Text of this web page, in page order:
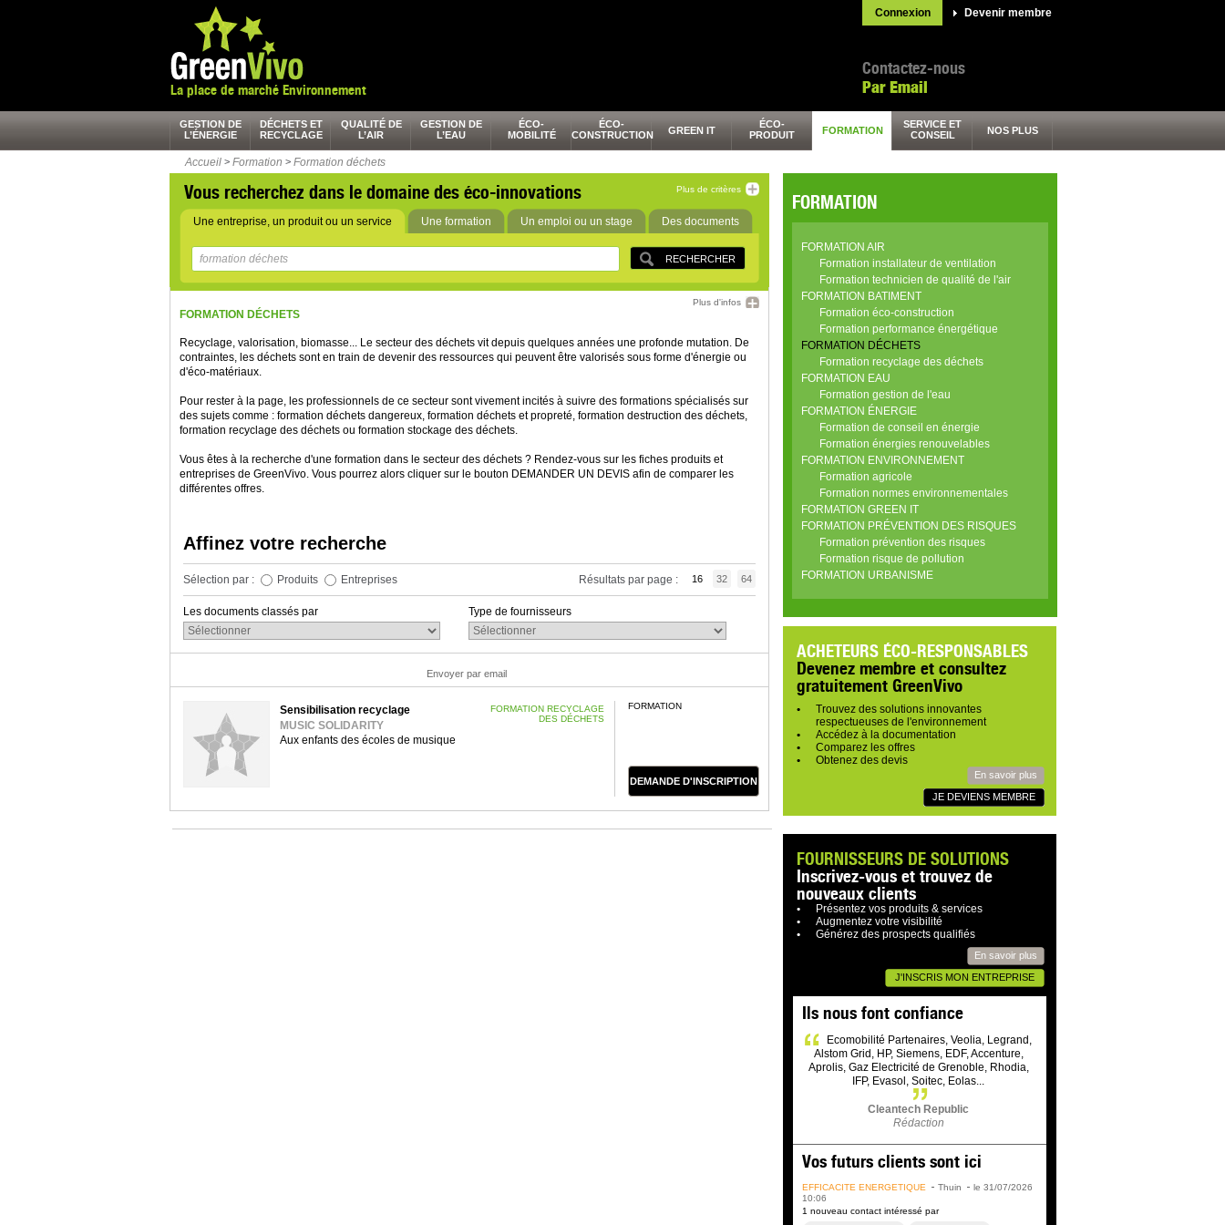
Connexion Devenir membre
Contactez-nous
Par Email
La place de marché Environnement
GESTION DE
L’ÉNERGIE
DÉCHETS ET
RECYCLAGE
QUALITÉ DE
L’AIR
GESTION DE
L’EAU
ÉCO-
MOBILITÉ
ÉCO-
CONSTRUCTION
GREEN IT
ÉCO-
PRODUIT
FORMATION
SERVICE ET
CONSEIL
NOS PLUS
Accueil > Formation > Formation déchets
Vous recherchez dans le domaine des éco-innovations Plus de critères
Une entreprise, un produit ou un service Une formation Un emploi ou un stage Des documents
Plus d'infos
FORMATION DÉCHETS
Recyclage, valorisation, biomasse... Le secteur des déchets vit depuis quelques années une profonde mutation. De
contraintes, les déchets sont en train de devenir des ressources qui peuvent être valorisés sous forme d'énergie ou
d'éco-matériaux.
Pour rester à la page, les professionnels de ce secteur sont vivement incités à suivre des formations spécialisés sur
des sujets comme : formation déchets dangereux, formation déchets et propreté, formation destruction des déchets,
formation recyclage des déchets ou formation stockage des déchets.
Vous êtes à la recherche d'une formation dans le secteur des déchets ? Rendez-vous sur les fiches produits et
entreprises de GreenVivo. Vous pourrez alors cliquer sur le bouton DEMANDER UN DEVIS afin de comparer les
différentes offres.
Affinez votre recherche
Sélection par : Produits Entreprises Résultats par page : 16 32 64
Les documents classés par Type de fournisseurs
Envoyer par email
FORMATION RECYCLAGE
DES DÉCHETS
Sensibilisation recyclage
MUSIC SOLIDARITY
Aux enfants des écoles de musique
FORMATION
DEMANDE D'INSCRIPTION
FORMATION
FORMATION AIR
Formation installateur de ventilation
Formation technicien de qualité de l'air
FORMATION BATIMENT
Formation éco-construction
Formation performance énergétique
FORMATION DÉCHETS
Formation recyclage des déchets
FORMATION EAU
Formation gestion de l'eau
FORMATION ÉNERGIE
Formation de conseil en énergie
Formation énergies renouvelables
FORMATION ENVIRONNEMENT
Formation agricole
Formation normes environnementales
FORMATION GREEN IT
FORMATION PRÉVENTION DES RISQUES
Formation prévention des risques
Formation risque de pollution
FORMATION URBANISME
ACHETEURS ÉCO-RESPONSABLES
Devenez membre et consultez
gratuitement GreenVivo
Trouvez des solutions innovantes
respectueuses de l'environnement
Accédez à la documentation
Comparez les offres
Obtenez des devis
En savoir plus
JE DEVIENS MEMBRE
FOURNISSEURS DE SOLUTIONS
Inscrivez-vous et trouvez de
nouveaux clients
Présentez vos produits & services
Augmentez votre visibilité
Générez des prospects qualifiés
En savoir plus
J'INSCRIS MON ENTREPRISE
Ils nous font confiance
Ecomobilité Partenaires, Veolia, Legrand,
Alstom Grid, HP, Siemens, EDF, Accenture,
Aprolis, Gaz Electricité de Grenoble, Rhodia,
IFP, Evasol, Soitec, Eolas...
Cleantech Republic
Rédaction
Vos futurs clients sont ici
EFFICACITÉ ÉNERGÉTIQUE Thuin
le 31/07/2026
10:06
1 nouveau contact intéressé par